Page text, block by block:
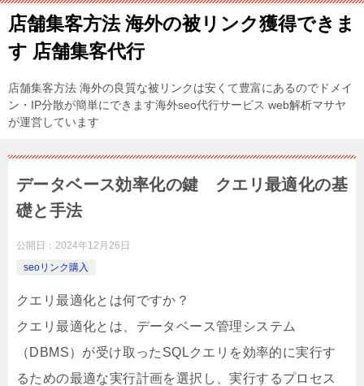
店舗集客方法 海外の被リンク獲得できま
す 店舗集客代行
店舗集客方法 海外の良質な被リンクは安くて豊富にあるのでドメイ
ン・IP分散が簡単にできます海外seo代行サービス web解析マサヤ
が運営しています
データベース効率化の鍵 クエリ最適化の基
礎と手法
公開日： 2024年12月26日
seoリンク購入
クエリ最適化とは何ですか？
クエリ最適化とは、データベース管理システム
（DBMS）が受け取ったSQLクエリを効率的に実行す
るための最適な実行計画を選択し、実行するプロセス